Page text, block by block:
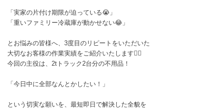
「実家の片付け期限が迫っている😭」
「重いファミリー冷蔵庫が動かせない😂」
とお悩みの皆様へ、3度目のリピートをいただいた
大切なお客様の作業実績をご紹介いたします🙂‍↕️
今回の主役は、2tトラック2台分の不用品！
「今日中に全部なんとかしたい！」
という切実な願いを、最短即日で解決した全貌を